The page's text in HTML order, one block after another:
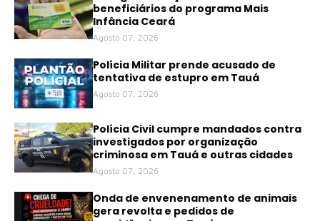
beneficiários do programa Mais
Infância Ceará
Agosto 07, 2026
Polícia Militar prende acusado de
tentativa de estupro em Tauá
Agosto 07, 2026
Polícia Civil cumpre mandados contra
investigados por organização
criminosa em Tauá e outras cidades
Agosto 07, 2026
Onda de envenenamento de animais
gera revolta e pedidos de